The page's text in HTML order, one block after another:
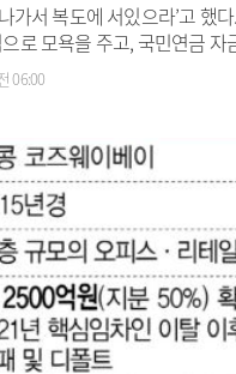
가서 복도에 서있으라’고 했
로 모욕을 주고, 국민연금 자
용인력 중 누구를 해고시켰고,
처럼 일삼았다”“감사실과 친
녔...
06:00